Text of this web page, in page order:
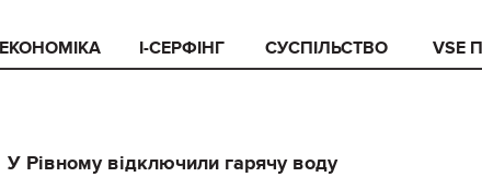
ЕКОНОМІКА I-СЕРФІНГ СУСПІЛЬСТВО VSE
У Рівному відключили гарячу воду